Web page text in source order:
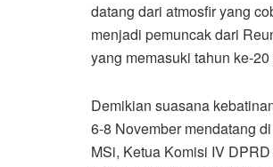
datang dari atmosfir yang
menjadi pemuncak dari
yang memasuki tahun ke-
Demikian suasana
6-8 November mendatang
MSi, Ketua Komisi IV